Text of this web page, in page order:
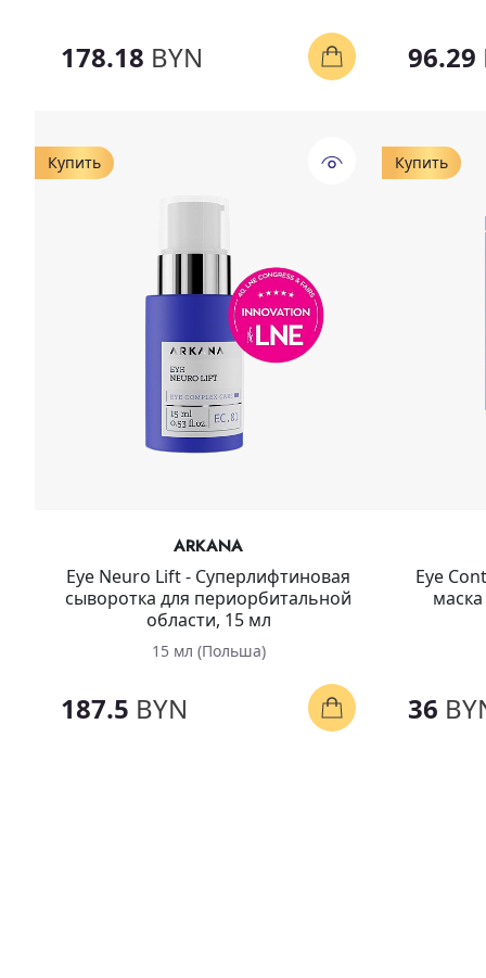
178.18 BYN 96.29
Купить
ARKANA
Eye Neuro Lift - Суперлифтиновая
сыворотка для периорбитальной
области, 15 мл
15 мл (Польша)
187.5 BYN
Купить
Eye
36